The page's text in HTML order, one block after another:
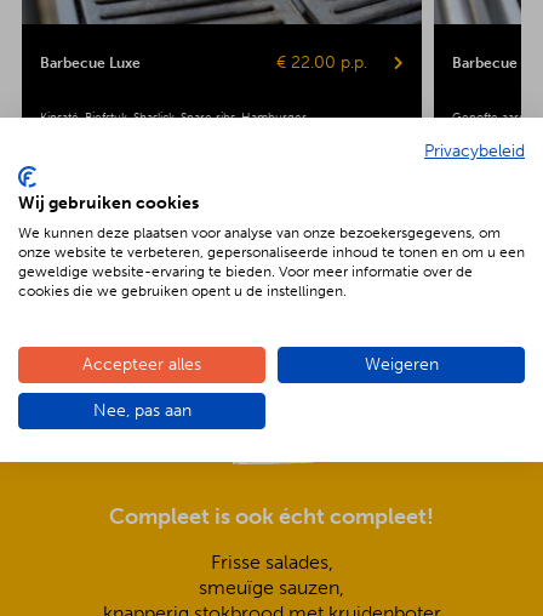
Barbecue Luxe € 22.00 p.p.
Kipsaté Biefstuk Shaslick Spare ribs Hamburger
Barbecue
Gepofte
Maiskolf
Compleet is ook écht compleet!
Frisse salades,
smeuïge sauzen,
Privacybeleid
Wij gebruiken cookies
We kunnen deze plaatsen voor analyse van onze bezoekersgegevens, om
onze website te verbeteren, gepersonaliseerde inhoud te tonen en om u een
geweldige website-ervaring te bieden. Voor meer informatie over de
cookies die we gebruiken opent u de instellingen.
Accepteer alles Weigeren
Nee, pas aan